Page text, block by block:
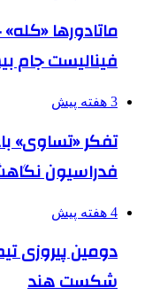
ماتادورها
فینالیست
3 هفته پیش
تفکر «تساوی»
فدراسیون
4 هفته پیش
دومین پیروزی
شکست هند